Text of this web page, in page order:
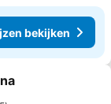
bekijken
favorieten